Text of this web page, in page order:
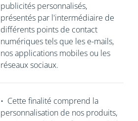
publicités personnalisés,
présentés par l'intermédiaire de
différents points de contact
numériques tels que les e-mails,
nos applications mobiles ou les
réseaux sociaux.
• Cette finalité comprend la
personnalisation de nos produits,